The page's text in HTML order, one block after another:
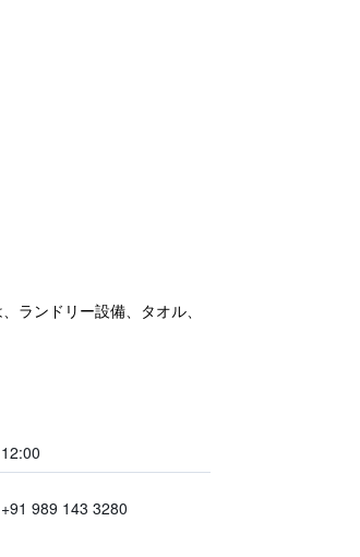
ランドリー設備、タオル、
12:00
+91 989 143 3280